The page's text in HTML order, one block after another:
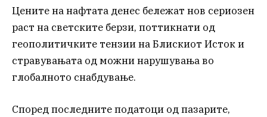
Цените на нафтата денес бележат нов сериозен
раст на светските берзи, поттикнати од
геополитичките тензии на Блискиот Исток и
стравувањата од можни нарушувања во
глобалното снабдување.
Според последните податоци од пазарите,